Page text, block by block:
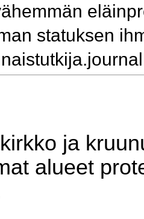
statuksen
ja
alueet